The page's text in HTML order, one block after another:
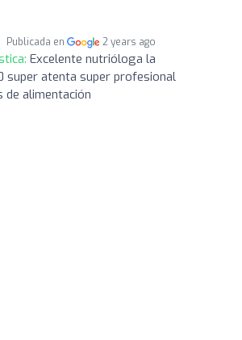
Publicada en 2 years ago
Excelente nutrióloga la
super atenta super profesional
de alimentación